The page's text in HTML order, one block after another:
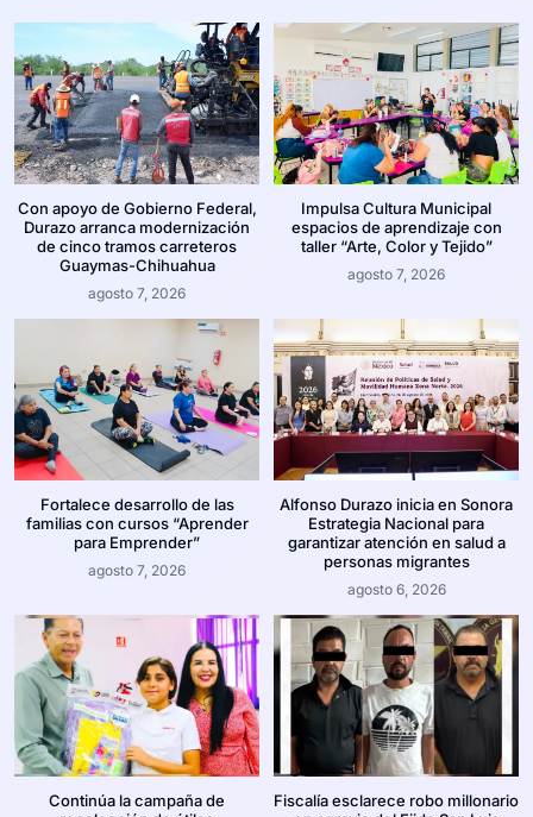
Con apoyo de Gobierno Federal,
Durazo arranca modernización
de cinco tramos carreteros
Guaymas-Chihuahua
agosto 7, 2026
Impulsa Cultura Municipal
espacios de aprendizaje con
taller “Arte, Color y Tejido”
agosto 7, 2026
Fortalece desarrollo de las
familias con cursos “Aprender
para Emprender”
agosto 7, 2026
Alfonso Durazo inicia en Sonora
Estrategia Nacional para
garantizar atención en salud a
personas migrantes
agosto 6, 2026
Continúa la campaña de
Fiscalía esclarece robo millonario